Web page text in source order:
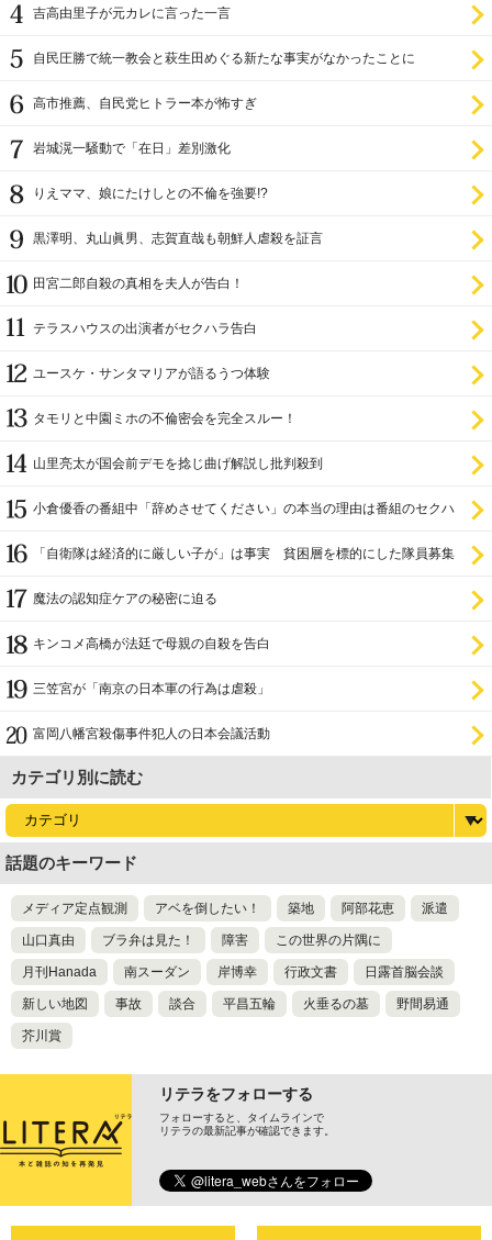
吉高由里子が元カレに言った一言
自民圧勝で統一教会と萩生田めぐる新たな事実がなかったことに
高市推薦、自民党ヒトラー本が怖すぎ
岩城滉一騒動で「在日」差別激化
りえママ、娘にたけしとの不倫を強要!?
黒澤明、丸山眞男、志賀直哉も朝鮮人虐殺を証言
田宮二郎自殺の真相を夫人が告白！
テラスハウスの出演者がセクハラ告白
ユースケ・サンタマリアが語るうつ体験
タモリと中園ミホの不倫密会を完全スルー！
山里亮太が国会前デモを捻じ曲げ解説し批判殺到
小倉優香の番組中「辞めさせてください」の本当の理由は番組のセクハ
「自衛隊は経済的に厳しい子が」は事実 貧困層を標的にした隊員募集
魔法の認知症ケアの秘密に迫る
キンコメ高橋が法廷で母親の自殺を告白
三笠宮が「南京の日本軍の行為は虐殺」
富岡八幡宮殺傷事件犯人の日本会議活動
カテゴリ別に読む
話題のキーワード
メディア定点観測 アベを倒したい！ 築地 阿部花恵 派遣
山口真由 ブラ弁は見た！ 障害 この世界の片隅に
月刊Hanada 南スーダン 岸博幸 行政文書 日露首脳会談
新しい地図 事故 談合 平昌五輪 火垂るの墓 野間易通
芥川賞
リテラをフォローする
フォローすると、タイムラインで
リテラの最新記事が確認できます。